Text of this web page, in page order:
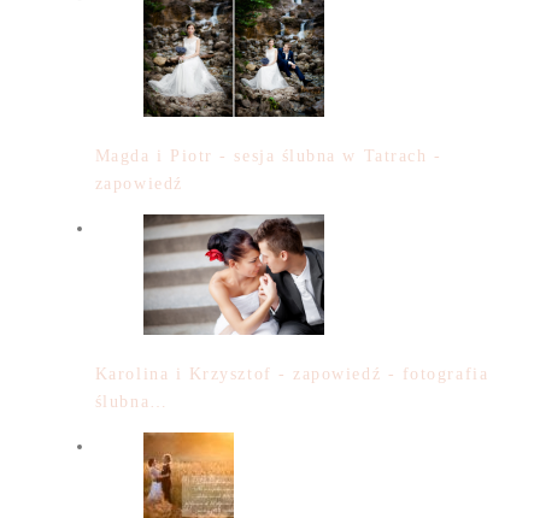
Magda i Piotr - sesja ślubna w Tatrach -
zapowiedź
Karolina i Krzysztof - zapowiedź - fotografia
ślubna…